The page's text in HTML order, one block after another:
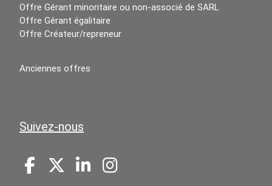
Offre Gérant minoritaire ou non-associé de SARL
Offre Gérant égalitaire
Offre Créateur/repreneur
Anciennes offres
Suivez-nous